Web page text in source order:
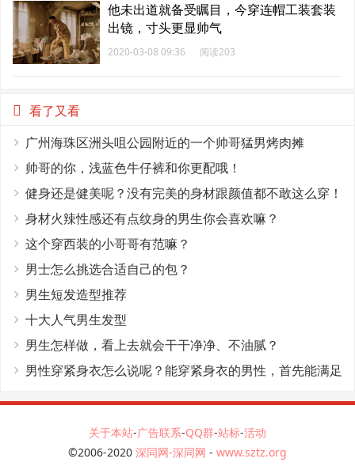
他未出道就备受瞩目，今穿连帽工装套装
出镜，寸头更显帅气
2020-03-08 09:36 阅读203
看了又看
广州海珠区洲头咀公园附近的一个帅哥猛男烤肉摊
帅哥的你，浅蓝色牛仔裤和你更配哦！
健身还是健美呢？没有完美的身材跟颜值都不敢这么穿！
身材火辣性感还有点纹身的男生你会喜欢嘛？
这个穿西装的小哥哥有范嘛？
男士怎么挑选合适自己的包？
男生短发造型推荐
十大人气男生发型
男生怎样做，看上去就会干干净净、不油腻？
男性穿紧身衣怎么说呢？能穿紧身衣的男性，首先能满足
关于本站-广告联系-QQ群-站标-活动
©2006-2020 深同网-深同网 - www.sztz.org